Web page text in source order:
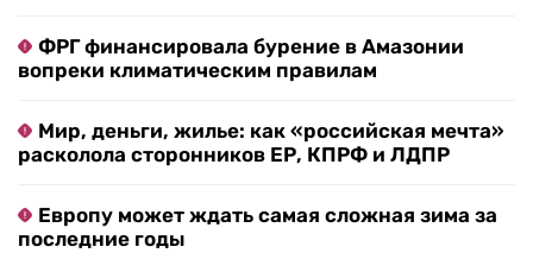
ФРГ финансировала бурение в Амазонии
вопреки климатическим правилам
Мир, деньги, жилье: как «российская мечта»
расколола сторонников ЕР, КПРФ и ЛДПР
Европу может ждать самая сложная зима за
последние годы